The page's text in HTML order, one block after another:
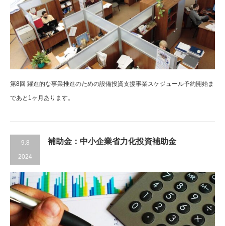
第8回 躍進的な事業推進のための設備投資支援事業スケジュール予約開始ま
であと1ヶ月あります。
9.8
2024
補助金：中小企業省力化投資補助金